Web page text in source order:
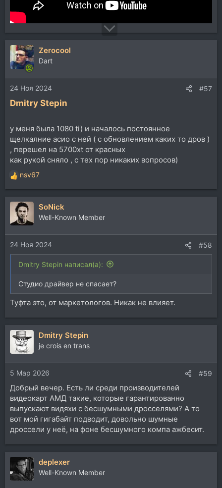
Zerocool
Dart
24 Ноя 2024 #57
Dmitry Stepin
у меня была 1080 ti) и началось постоянное
щелкалние асио с ней ( с обновлением каких то дров )
, перешел на 5700xt от красных
как рукой сняло , с тех пор никаких вопросов)
Р
е
а
и
и
:
nsv67
SoNick
Well-Known Member
24 Ноя 2024 #58
Dmitry Stepin написал(а):
Студио драйвер не спасает?
Туфта это, от маркетологов. Никак не влияет.
Dmitry Stepin
je crois en trans
5 Мар 2026 #59
Добрый вечер. Есть ли среди производителей
видеокарт АМД такие, которые гарантированно
выпускают видяхи с бесшумными дросселями? А то
вот мой гигабайт подводит, довольно шумные
дроссели у неё, на фоне бесшумного компа ажбесит.
deplexer
Well-Known Member